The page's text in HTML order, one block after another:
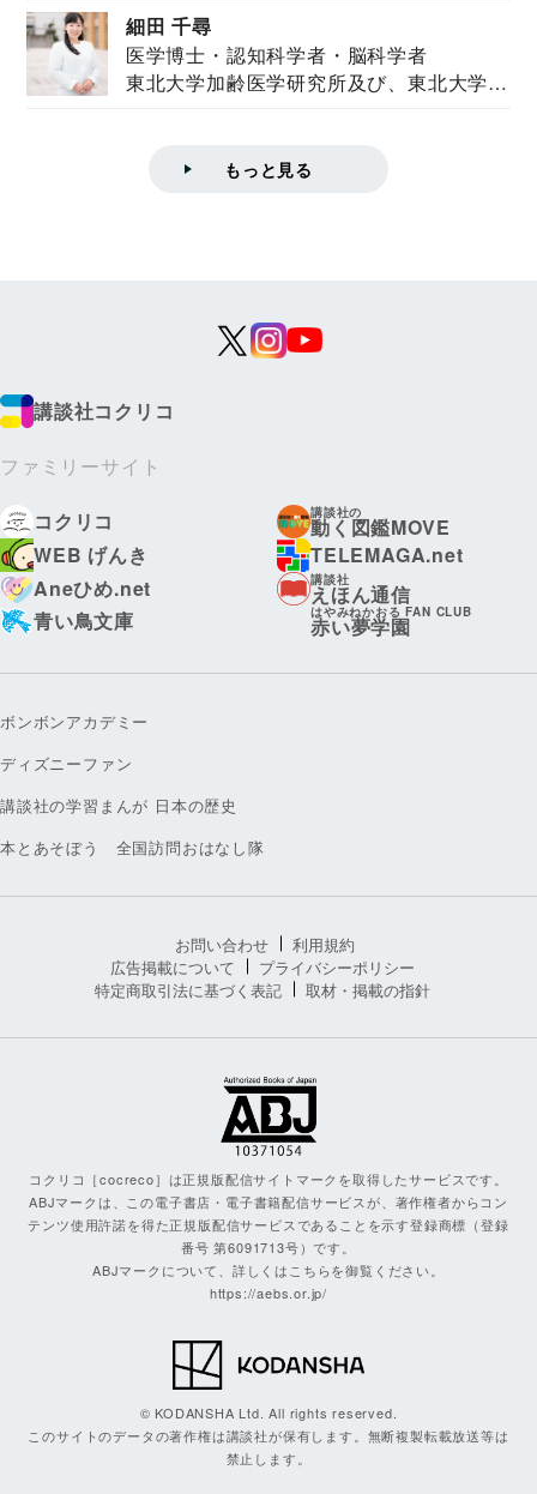
細田 千尋
医学博士・認知科学者・脳科学者
東北大学加齢医学研究所及び、東北大学大
もっと見る
講談社コクリコ
ファミリーサイト
コクリコ
講談社の
動く図鑑MOVE
WEB げんき
TELEMAGA.net
Aneひめ.net
講談社
えほん通信
青い鳥文庫
はやみねかおる FAN CLUB
赤い夢学園
ボンボンアカデミー
ディズニーファン
講談社の学習まんが 日本の歴史
本とあそぼう 全国訪問おはなし隊
お問い合わせ
利用規約
広告掲載について
プライバシーポリシー
特定商取引法に基づく表記
取材・掲載の指針
コクリコ［cocreco］は正規版配信サイトマークを取得したサービスです。
ABJマークは、この電子書店・電子書籍配信サービスが、著作権者からコン
テンツ使用許諾を得た正規版配信サービスであることを示す登録商標（登録
番号 第6091713号）です。
ABJマークについて、詳しくはこちらを御覧ください。
https://aebs.or.jp/
© KODANSHA Ltd. All rights reserved.
このサイトのデータの著作権は講談社が保有します。無断複製転載放送等は
禁止します。